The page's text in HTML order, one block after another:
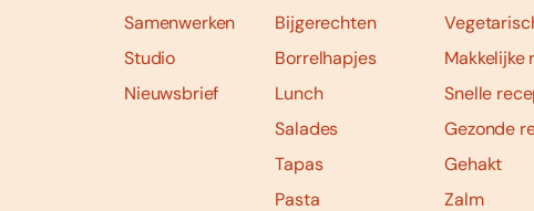
Samenwerken
Studio
Nieuwsbrief
Bijgerechten
Borrelhapjes
Lunch
Salades
Tapas
Pasta
Makkelijke
Snelle
Gezonde
Gehakt
Zalm